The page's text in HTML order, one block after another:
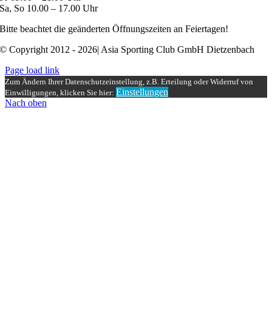
Sa, So 10.00 – 17.00 Uhr
Bitte beachtet die geänderten Öffnungszeiten an Feiertagen!
© Copyright 2012 - 2026| Asia Sporting Club GmbH Dietzenbach
Page load link
Zum Ändern Ihrer Datenschutzeinstellung, z.B. Erteilung oder Widerruf von
Einwilligungen, klicken Sie hier: Einstellungen
Nach oben